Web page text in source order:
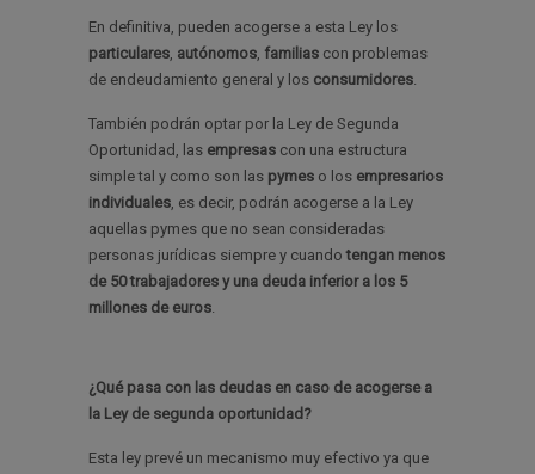
En definitiva, pueden acogerse a esta Ley los
particulares, autónomos, familias con problemas
de endeudamiento general y los consumidores.
También podrán optar por la Ley de Segunda
Oportunidad, las empresas con una estructura
simple tal y como son las pymes o los empresarios
individuales, es decir, podrán acogerse a la Ley
aquellas pymes que no sean consideradas
personas jurídicas siempre y cuandotengan menos
de 50 trabajadores y una deuda inferior a los 5
millones de euros.
¿Qué pasa con las deudas en caso de acogerse a
la Ley de segunda oportunidad?
Esta ley prevé un mecanismo muy efectivo ya que